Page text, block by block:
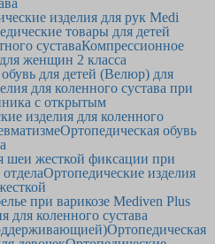
изделия для рук Medi
товары для детей
суставаКомпрессионное
женщин 2 класса
для детей (Велюр) для
для коленного сустава при
с открытым
изделия для коленного
Ортопедическая обувь
шеи жесткой фиксации при
Ортопедические изделия
при варикозе Mediven Plus
для коленного сустава
Ортопедическая